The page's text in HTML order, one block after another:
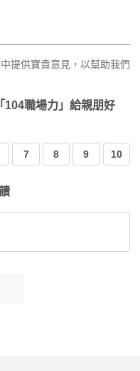
提供寶貴意見，以幫助我們
104職場力」給親朋好
7 8 9 10